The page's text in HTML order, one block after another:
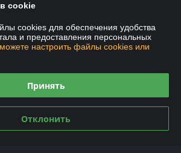
cookie
cookies для обеспечения удобства
и предоставления персональных
настроить файлы cookies или
Принять
Отклонить